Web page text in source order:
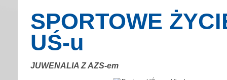
SPORTOWE
UŚ-u
JUWENALIA Z AZS-em